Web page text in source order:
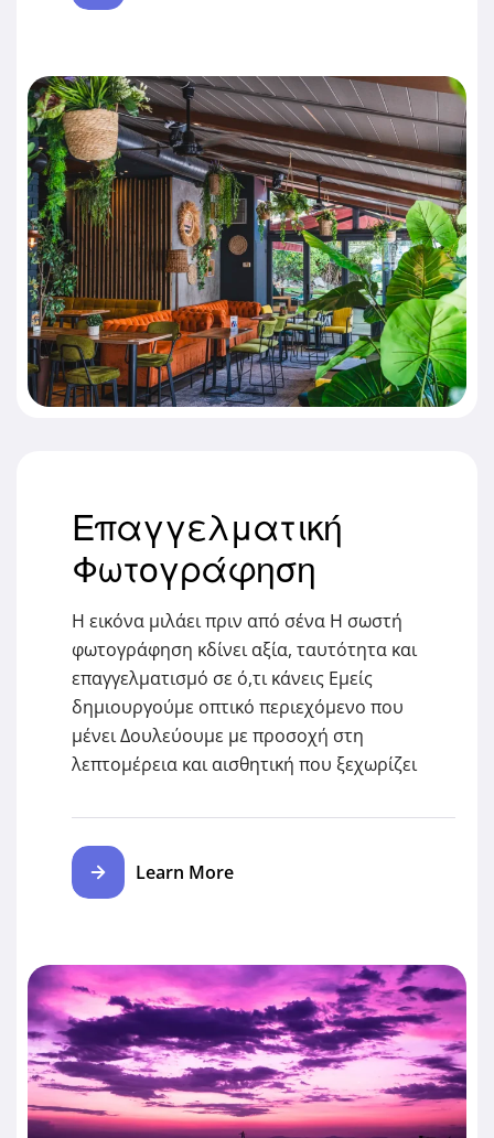
Επαγγελματική
Φωτογράφηση
Η εικόνα μιλάει πριν από σένα Η σωστή
φωτογράφηση κδίνει αξία, ταυτότητα και
επαγγελματισμό σε ό,τι κάνεις Εμείς
δημιουργούμε οπτικό περιεχόμενο που
μένει Δουλεύουμε με προσοχή στη
λεπτομέρεια και αισθητική που ξεχωρίζει
Learn More